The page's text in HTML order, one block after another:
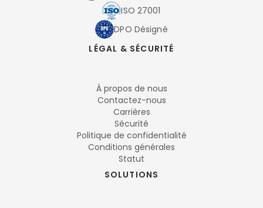
ISO 27001
DPO Désigné
LÉGAL & SÉCURITÉ
À propos de nous
Contactez-nous
Carrières
Sécurité
Politique de confidentialité
Conditions générales
Statut
SOLUTIONS